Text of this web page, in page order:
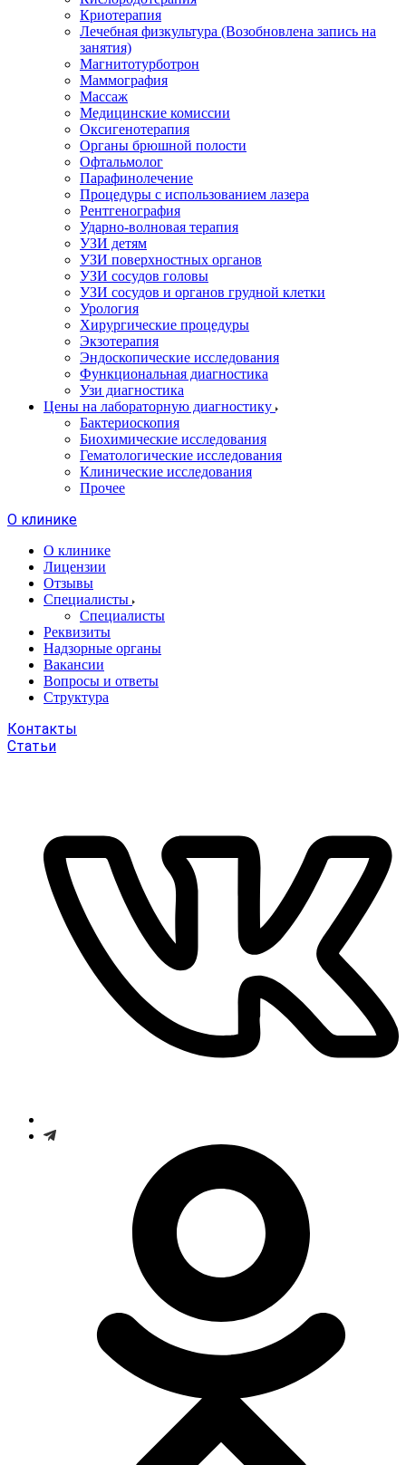
Криотерапия
Лечебная физкультура (Возобновлена запись на
занятия)
Магнитотурботрон
Маммография
Массаж
Медицинские комиссии
Оксигенотерапия
Органы брюшной полости
Офтальмолог
Парафинолечение
Процедуры с использованием лазера
Рентгенография
Ударно-волновая терапия
УЗИ детям
УЗИ поверхностных органов
УЗИ сосудов головы
УЗИ сосудов и органов грудной клетки
Урология
Хирургические процедуры
Экзотерапия
Эндоскопические исследования
Функциональная диагностика
Узи диагностика
Цены на лабораторную диагностику
Бактериоскопия
Биохимические исследования
Гематологические исследования
Клинические исследования
Прочее
О клинике
О клинике
Лицензии
Отзывы
Специалисты
Специалисты
Реквизиты
Надзорные органы
Вакансии
Вопросы и ответы
Структура
Контакты
Статьи